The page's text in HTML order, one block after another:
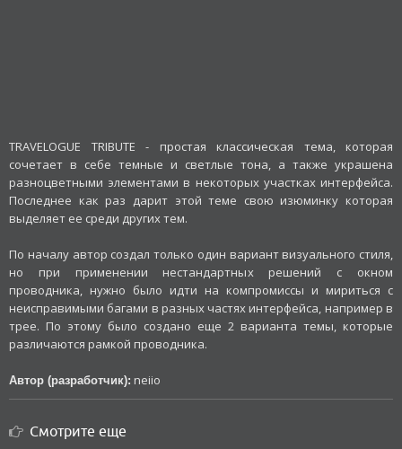
TRAVELOGUE TRIBUTE - простая классическая тема, которая
сочетает в себе темные и светлые тона, а также украшена
разноцветными элементами в некоторых участках интерфейса.
Последнее как раз дарит этой теме свою изюминку которая
выделяет ее среди других тем.
По началу автор создал только один вариант визуального стиля,
но при применении нестандартных решений с окном
проводника, нужно было идти на компромиссы и мириться с
неисправимыми багами в разных частях интерфейса, например в
трее. По этому было создано еще 2 варианта темы, которые
различаются рамкой проводника.
Автор (разработчик): neiio
Смотрите еще